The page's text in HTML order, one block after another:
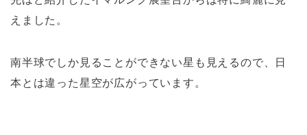
えました。
南半球でしか見ることができない星も見えるので、日
本とは違った星空が広がっています。